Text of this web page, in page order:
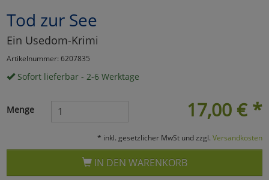
Tod zur See
Ein Usedom-Krimi
Artikelnummer: 6207835
Sofort lieferbar - 2-6 Werktage
17,00 € *
Menge
* inkl. gesetzlicher MwSt und zzgl. Versandkosten
IN DEN WARENKORB
Marketing
Umfragetools
Cookies
Alle Akzeptieren
Cookies
zurückzu Haupptseite